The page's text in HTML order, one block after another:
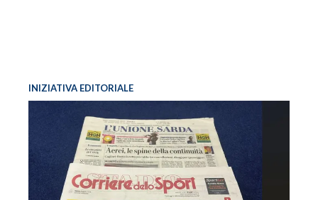
INIZIATIVA EDITORIALE